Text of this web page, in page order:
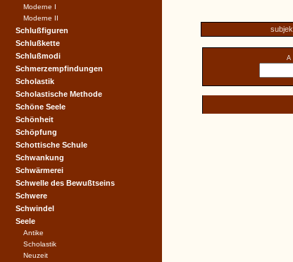
A
Moderne I
Moderne II
Schlußfiguren
Schlußkette
Schlußmodi
Schmerzempfindungen
Scholastik
Scholastische Methode
Schöne Seele
Schönheit
Schöpfung
Schottische Schule
Schwankung
Schwärmerei
Schwelle des Bewußtseins
Schwere
Schwindel
Seele
Antike
Scholastik
Neuzeit